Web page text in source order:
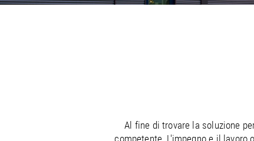
France/EN FR
Oman/EN
Al fine di trovare la soluzione
competente. L'impegno e il